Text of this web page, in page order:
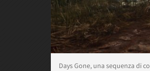
Days Gone, una sequenza di